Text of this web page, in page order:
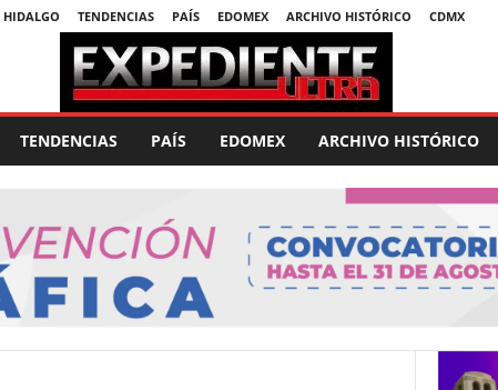
HIDALGO TENDENCIAS PAÍS EDOMEX ARCHIVO HISTÓRICO CDMX
TENDENCIAS PAÍS EDOMEX ARCHIVO HISTÓRICO